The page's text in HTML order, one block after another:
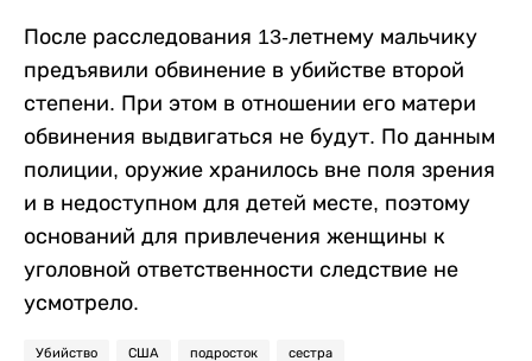
После расследования 13-летнему мальчику
предъявили обвинение в убийстве второй
степени. При этом в отношении его матери
обвинения выдвигаться не будут. По данным
полиции, оружие хранилось вне поля зрения
и в недоступном для детей месте, поэтому
оснований для привлечения женщины к
уголовной ответственности следствие не
усмотрело.
Убийство США подросток сестра